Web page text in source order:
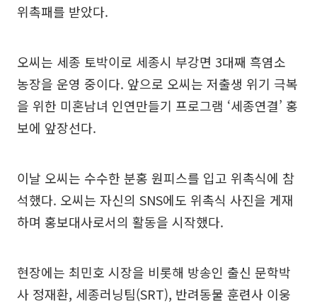
위촉패를 받았다.
오씨는 세종 토박이로 세종시 부강면 3대째 흑염소
농장을 운영 중이다. 앞으로 오씨는 저출생 위기 극복
을 위한 미혼남녀 인연만들기 프로그램 ‘세종연결’ 홍
보에 앞장선다.
이날 오씨는 수수한 분홍 원피스를 입고 위촉식에 참
석했다. 오씨는 자신의 SNS에도 위촉식 사진을 게재
하며 홍보대사로서의 활동을 시작했다.
현장에는 최민호 시장을 비롯해 방송인 출신 문학박
사 정재환, 세종러닝팀(SRT), 반려동물 훈련사 이웅